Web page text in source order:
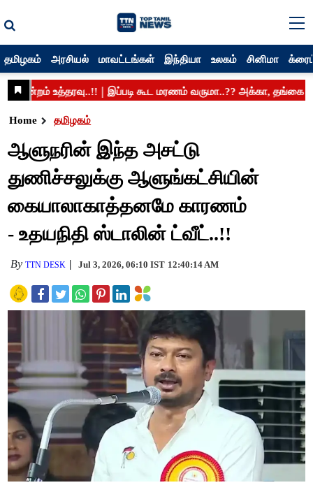
தமிழகம் அரசியல் மாவட்டங்கள் இந்தியா உலகம் சினிமா
Home தமிழகம்
ஆளுநரின் இந்த அசட்டு
துணிச்சலுக்கு ஆளுங்கட்சியின்
கையாலாகாத்தனமே காரணம்
- உதயநிதி ஸ்டாலின் ட்வீட்..!!
ByTTN DESK Jul 3, 2026, 06:10 IST 12:40:14 AM